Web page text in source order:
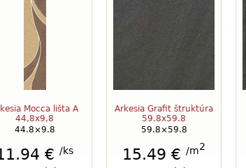
Mocca lišta A
44,8x9,8
44.8×9.8
€ /ks
Arkesia Grafit štruktúra
59.8x59.8
59.8×59.8
15.49 € /m2